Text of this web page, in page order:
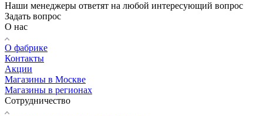
Наши менеджеры ответят на любой интересующий вопрос
Задать вопрос
О нас
О фабрике
Контакты
Акции
Магазины в Москве
Магазины в регионах
Сотрудничество